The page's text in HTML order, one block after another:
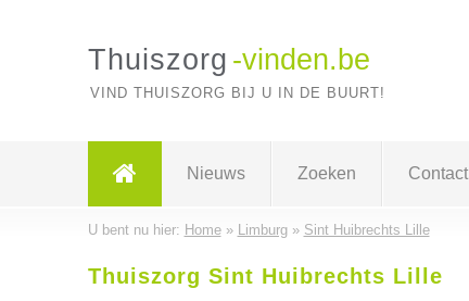
Thuiszorg -vinden.be
VIND THUISZORG BIJ U IN DE BUURT!
Nieuws Zoeken Contact
U bent nu hier: Home» Limburg» Sint Huibrechts Lille
Thuiszorg Sint Huibrechts Lille